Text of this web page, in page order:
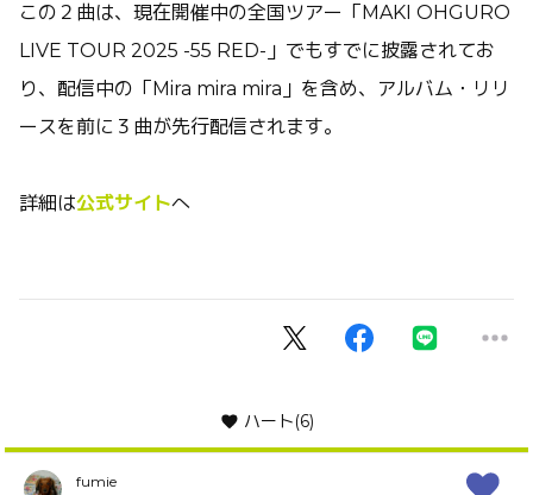
この２曲は、現在開催中の全国ツアー「MAKI OHGURO
LIVE TOUR 2025 -55 RED-」でもすでに披露されてお
り、配信中の「Mira mira mira」を含め、アルバム・リリ
ースを前に３曲が先行配信されます。
詳細は公式サイトへ
ハート(6)
fumie